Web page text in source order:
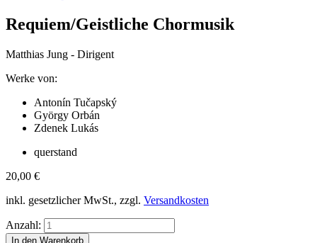
Requiem/Geistliche Chormusik
Matthias Jung - Dirigent
Werke von:
Antonín Tučapský
György Orbán
Zdenek Lukás
querstand
20,00 €
inkl. gesetzlicher MwSt., zzgl. Versandkosten
Anzahl: